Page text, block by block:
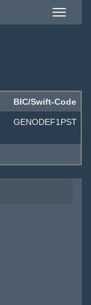
Toggle
BIC/Swift-Code
GENODEF1PST